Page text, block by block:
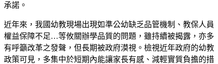
承諾。
近年來，我國幼教現場出現如準公幼缺乏品管機制、教保人員
權益保障不足…等攸關辦學品質的問題，雖持續被揭露，亦多
有呼籲改革之發聲，但長期被政府漠視。檢視近年政府的幼教
政策可見，多集中於短期內能讓家長有感、減輕實質負擔的措